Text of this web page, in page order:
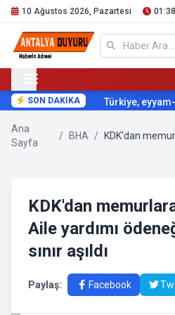
10 Ağustos 2026, Pazartesi 01:38
SON DAKİKA Türkiye,
Ana
Sayfa
/ BHA /
KDK'dan
Aile yardımı
sınır aşıldı
Paylaş: Facebook